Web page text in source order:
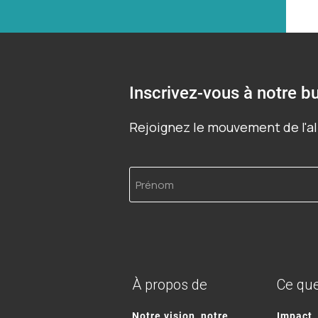
Inscrivez-vous à notre
Rejoignez le mouvement de
Prénom
À propos de Ce